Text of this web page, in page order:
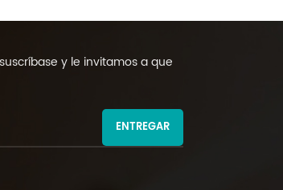
y le invitamos a que
ENTREGAR